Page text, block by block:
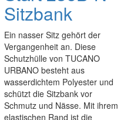
Sitzbank
Ein nasser Sitz gehört der
Vergangenheit an. Diese
Schutzhülle von TUCANO
URBANO besteht aus
wasserdichtem Polyester und
schützt die Sitzbank vor
Schmutz und Nässe. Mit ihrem
elastischen Rand ist die